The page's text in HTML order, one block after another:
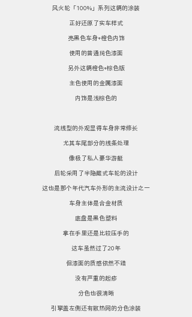
风火轮「100%」系列这辆的涂装
正好还原了实车样式
亮黑色车身+橙色内饰
使用的普通纯色漆面
另外这辆橙色+棕色版
主色使用的金属漆面
内饰是浅棕色的
流线型的外观显得车身非常修长
尤其车尾部分的线条处理
像极了私人豪华游艇
后轮采用了半隐藏式车轮的设计
这也是那个年代汽车外形的主流设计之一
车身主体是合金材质
底盘是黑色塑料
拿在手里还是比较压手的
这车虽然过了20年
但漆面的质感依然不错
没有严重的起疹
分色也很清晰
引擎盖左侧还有散热网的分色涂装